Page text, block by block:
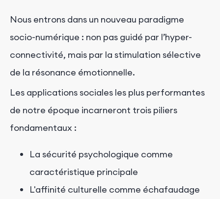
Nous entrons dans un nouveau paradigme
socio-numérique : non pas guidé par l’hyper-
connectivité, mais par la stimulation sélective
de la résonance émotionnelle.
Les applications sociales les plus performantes
de notre époque incarneront trois piliers
fondamentaux :
La sécurité psychologique comme
caractéristique principale
L'affinité culturelle comme échafaudage